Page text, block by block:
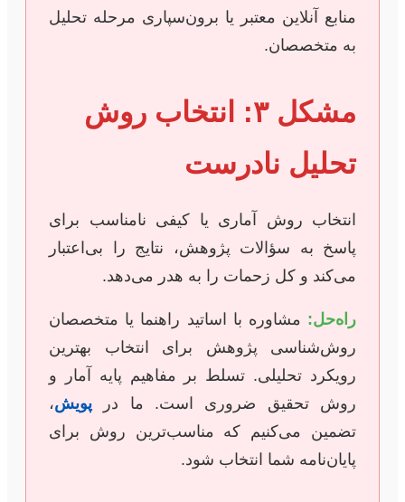
منابع آنلاین معتبر یا برون‌سپاری مرحله تحلیل
به متخصصان.
مشکل ۳: انتخاب روش
تحلیل نادرست
انتخاب روش آماری یا کیفی نامناسب برای
پاسخ به سؤالات پژوهش، نتایج را بی‌اعتبار
می‌کند و کل زحمات را به هدر می‌دهد.
راه‌حل: مشاوره با اساتید راهنما یا متخصصان
روش‌شناسی پژوهش برای انتخاب بهترین
رویکرد تحلیلی. تسلط بر مفاهیم پایه آمار و
روش تحقیق ضروری است. ما در پویش،
تضمین می‌کنیم که مناسب‌ترین روش برای
پایان‌نامه شما انتخاب شود.